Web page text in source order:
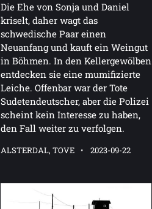
Die Ehe von Sonja und Daniel
kriselt, daher wagt das
schwedische Paar einen
Neuanfang und kauft ein Weingut
in Böhmen. In den Kellergewölben
entdecken sie eine mumifizierte
Leiche. Offenbar war der Tote
Sudetendeutscher, aber die Polizei
scheint kein Interesse zu haben,
den Fall weiter zu verfolgen.
ALSTERDAL, TOVE 2023-09-22